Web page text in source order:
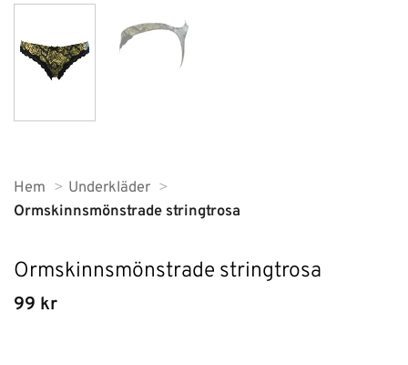
Hem
Underkläder
Ormskinnsmönstrade stringtrosa
Ormskinnsmönstrade stringtrosa
99 kr